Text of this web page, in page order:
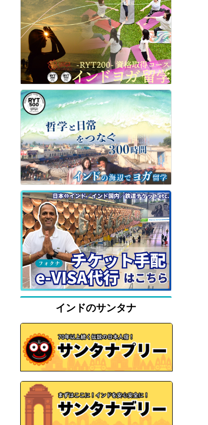
インドのサンタナ